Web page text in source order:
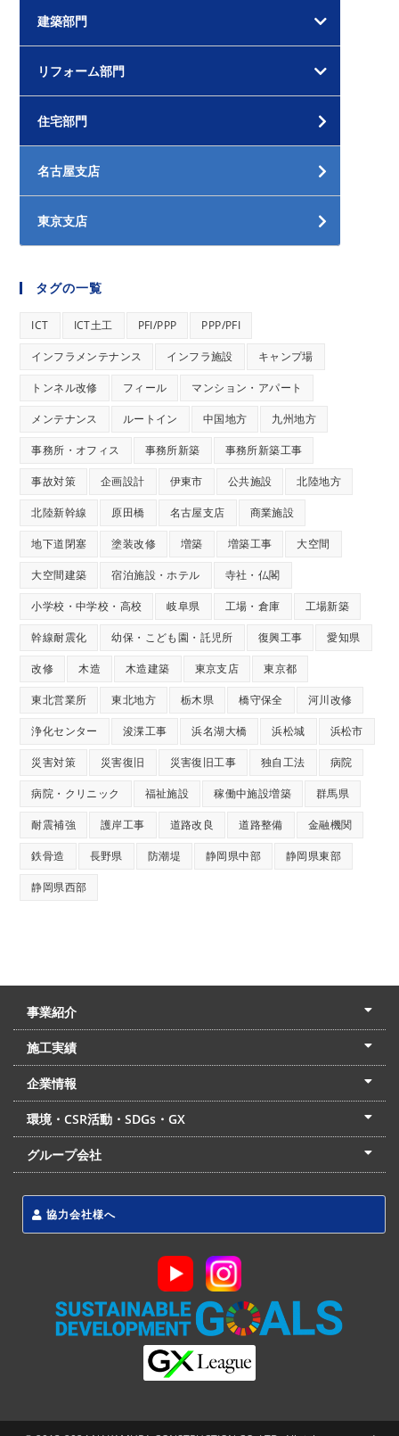
建築部門
リフォーム部門
住宅部門
名古屋支店
東京支店
タグの一覧
ICT ICT土工 PFI/PPP PPP/PFI
インフラメンテナンス インフラ施設 キャンプ場
トンネル改修 フィール マンション・アパート
メンテナンス ルートイン 中国地方 九州地方
事務所・オフィス 事務所新築 事務所新築工事
事故対策 企画設計 伊東市 公共施設 北陸地方
北陸新幹線 原田橋 名古屋支店 商業施設
地下道閉塞 塗装改修 増築 増築工事 大空間
大空間建築 宿泊施設・ホテル 寺社・仏閣
小学校・中学校・高校 岐阜県 工場・倉庫 工場新築
幹線耐震化 幼保・こども園・託児所 復興工事 愛知県
改修 木造 木造建築 東京支店 東京都
東北営業所 東北地方 栃木県 橋守保全 河川改修
浄化センター 浚渫工事 浜名湖大橋 浜松城 浜松市
災害対策 災害復旧 災害復旧工事 独自工法 病院
病院・クリニック 福祉施設 稼働中施設増築 群馬県
耐震補強 護岸工事 道路改良 道路整備 金融機関
鉄骨造 長野県 防潮堤 静岡県中部 静岡県東部
静岡県西部
事業紹介
土木本部
建築本部
PPP・PFI
リフォーム・リノベーション
中村建設の家
施工実績
土木部門
建築部門
リフォーム部門
住宅部門
名古屋支店
東京支店
企業情報
会社概要
経営理念
沿革
リクルート
最新情報
お問合せ
環境・CSR活動・SDGs・GX
LSS流動化処理工法
CSR・SDGs・GX
発電事業
次世代ZEBオフィス
グループ会社
協力会社様へ